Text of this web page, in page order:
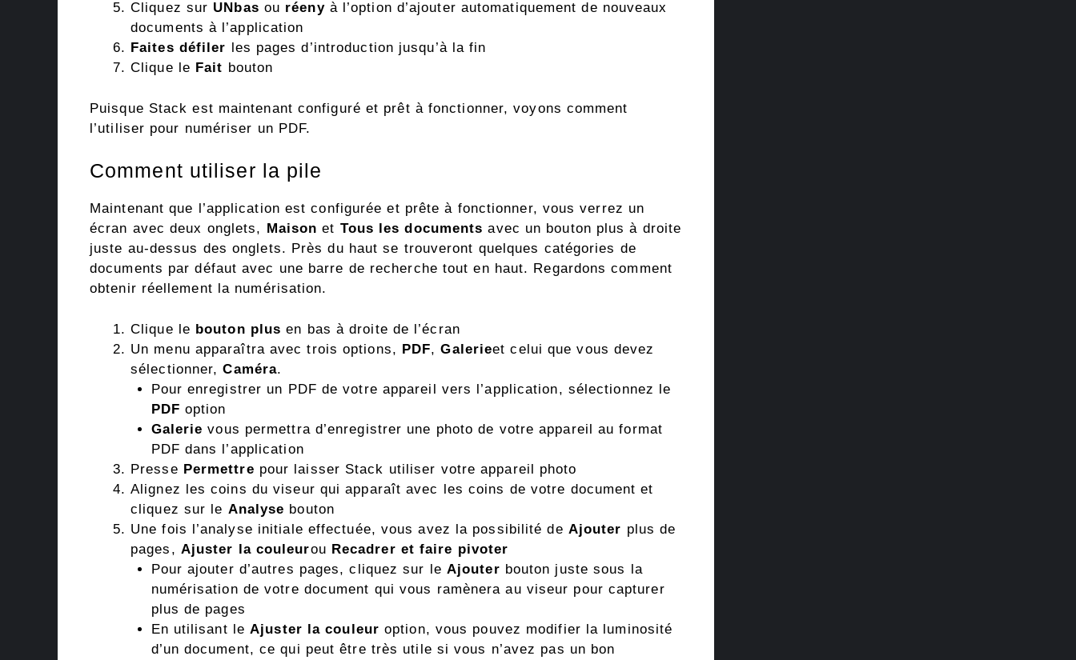
Cliquez sur UN bas ou réenyà l’option d’ajouter automatiquement de nouveaux
documents à l’application
Faites défiler
les pages d’introduction jusqu’à la fin
Clique le Fait bouton
Puisque Stack est maintenant configuré et prêt à fonctionner, voyons comment
l’utiliser pour numériser un PDF.
Comment utiliser la pile
Maintenant que l’application est configurée et prête à fonctionner, vous verrez un
écran avec deux onglets,
Maison et Tous les documents avec un bouton plus à droite
juste au-dessus des onglets. Près du haut se trouveront quelques catégories de
documents par défaut avec une barre de recherche tout en haut. Regardons comment
obtenir réellement la numérisation.
Clique le bouton plusen bas à droite de l’écran
Un menu apparaîtra avec trois options, PDF,Galerieet celui que vous devez
sélectionner,Caméra.
Pour enregistrer un PDF de votre appareil vers l’application, sélectionnez le
PDF option
Galerie vous permettra d’enregistrer une photo de votre appareil au format
PDF dans l’application
Presse Permettre pour laisser Stack utiliser votre appareil photo
Alignez les coins du viseur qui apparaît avec les coins de votre document et
cliquez sur le Analyse bouton
Une fois l’analyse initiale effectuée, vous avez la possibilité de Ajouter plus de
pages, Ajuster la couleurou Recadrer et faire pivoter
Pour ajouter d’autres pages, cliquez sur le Ajouter bouton juste sous la
numérisation de votre document qui vous ramènera au viseur pour capturer
plus de pages
En utilisant leAjuster la couleur option, vous pouvez modifier la luminosité
d’un document, ce qui peut être très utile si vous n’avez pas un bon